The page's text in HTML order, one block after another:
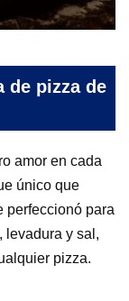
de pizza de
amor en cada
único que
perfeccionó para
levadura y sal,
pizza.